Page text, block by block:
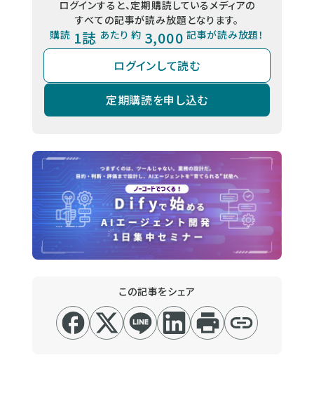
ログインすると、定期購読しているメディアの
すべての記事が読み放題となります。
購読 1誌 あたり 約 3,000 記事が読み放題！
ログインして読む
定期購読を申し込む
この記事をシェア